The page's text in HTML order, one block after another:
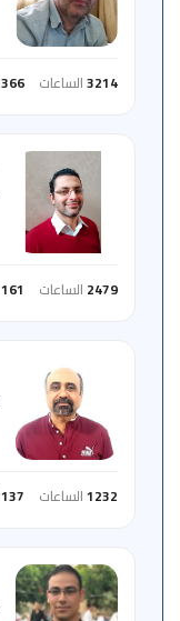
3214الساعات 366
2479 الساعات 161
1232الساعات 137